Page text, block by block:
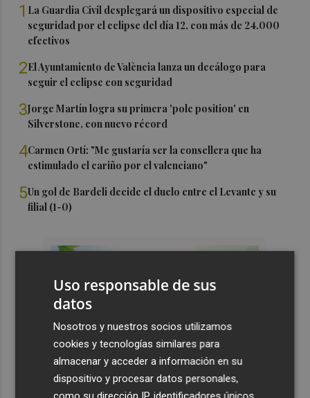
1 La Guardia Civil desplegará un dispositivo especial de
seguridad por el eclipse del día 12, con más de 24.000
efectivos
2El Ayuntamiento de València lanza un decálogo para
seguir el eclipse con seguridad
3Jorge Martín logra su primera 'pole position' en
Silverstone, con nuevo récord
4Carmen Ortí: "Me gustaría ser la consellera que ha
estimulado el cariño por el valenciano"
5Un gol de Bardeli decide el duelo entre el Levante y su
filial (1-0)
Uso responsable de sus
datos
Nosotros y nuestros socios utilizamos
cookies y tecnologías similares para
almacenar y acceder a información en su
dispositivo y procesar datos personales,